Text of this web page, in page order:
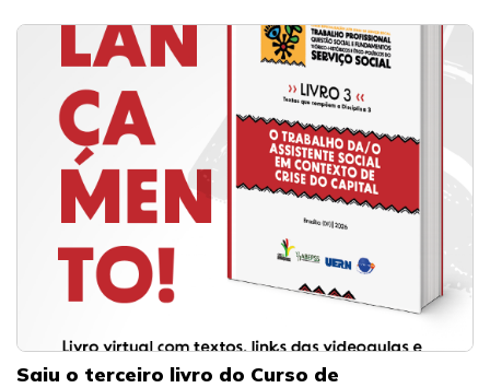
Saiu o terceiro livro do Curso de